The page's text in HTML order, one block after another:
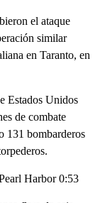
el ataque
similar
en Taranto, en
Estados Unidos
de combate
131 bombarderos
Harbor 0:53